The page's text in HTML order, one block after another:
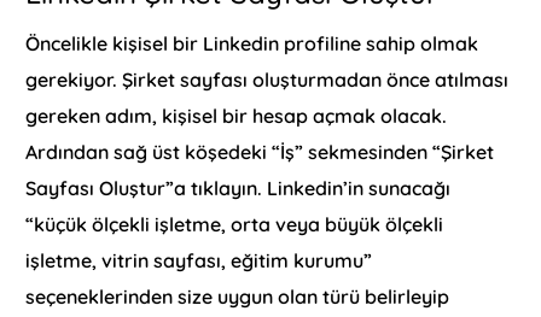
Öncelikle kişisel bir Linkedin profiline sahip olmak
gerekiyor. Şirket sayfası oluşturmadan önce atılması
gereken adım, kişisel bir hesap açmak olacak.
Ardından sağ üst köşedeki “İş” sekmesinden “Şirket
Sayfası Oluştur”a tıklayın. Linkedin’in sunacağı
“küçük ölçekli işletme, orta veya büyük ölçekli
işletme, vitrin sayfası, eğitim kurumu”
seçeneklerinden size uygun olan türü belirleyip